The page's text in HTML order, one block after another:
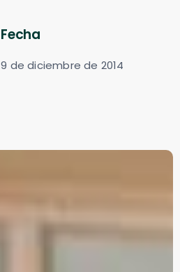
Fecha
9 de diciembre de 2014